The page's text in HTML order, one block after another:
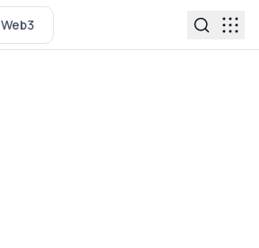
Web3